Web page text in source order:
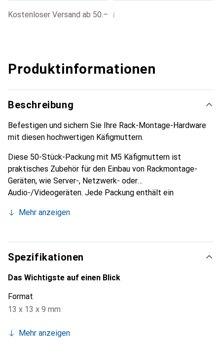
Kostenloser Versand ab 50.– i
Produktinformationen
Beschreibung
Befestigen und sichern Sie Ihre Rack-Montage-Hardware
mit diesen hochwertigen Käfigmuttern.
Diese 50-Stück-Packung mit M5 Käfigmuttern ist
praktisches Zubehör für den Einbau von Rackmontage-
Geräten, wie Server-, Netzwerk- oder
Audio-/Videogeräten. Jede Packung enthält ein
Käfigmutter schnell und einfach anbringen können. Dieses
Federal Trade Agreements Act und ermöglicht Käufe unter
dem Government Services Administration Schedule der
US-Regierung.
Mehr anzeigen
Spezifikationen
Das Wichtigste auf einen Blick
Format
13 x 13 x 9 mm
Mehr anzeigen